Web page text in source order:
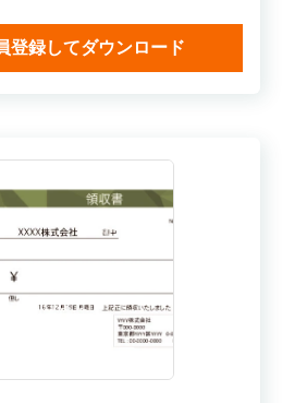
登録してダウンロード